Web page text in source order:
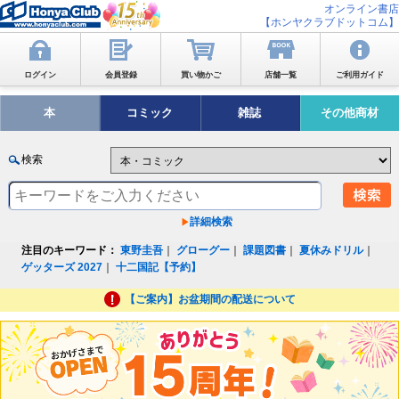
オンライン書店
【ホンヤクラブドットコム】
ログイン 会員登録 買い物かご 店舗一覧 ご利用ガイド
本 コミック 雑誌 その他商材
検索
詳細検索
注目のキーワード： 東野圭吾 グローグー ｜課題図書 ｜夏休みドリル｜
ゲッターズ 2027 ｜十二国記【予約】
【ご案内】お盆期間の配送について